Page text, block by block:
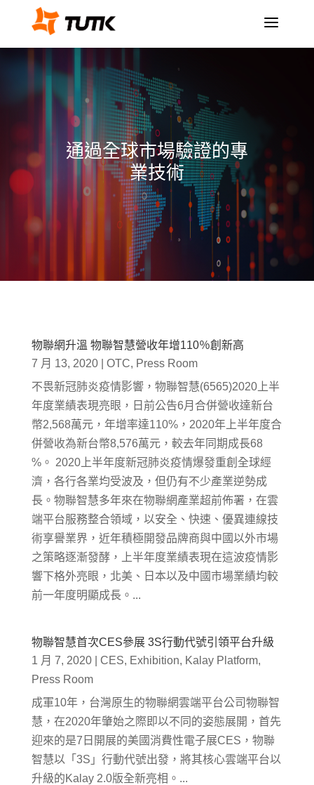
a
通過全球市場驗證的專
業技術
物聯網升溫 物聯智慧營收年增110％創新高
7 月 13, 2020| OTC, Press Room
不畏新冠肺炎疫情影響，物聯智慧(6565)2020上半
年度業績表現亮眼，日前公告6月合併營收達新台
幣2,568萬元，年增率達110%，2020年上半年度合
併營收為新台幣8,576萬元，較去年同期成長68
%。 2020上半年度新冠肺炎疫情爆發重創全球經
濟，各行各業均受波及，但仍有不少產業逆勢成
長。物聯智慧多年來在物聯網產業超前佈署，在雲
端平台服務整合領域，以安全、快速、優異連線技
術享譽業界，近年積極開發品牌商與中國以外市場
之策略逐漸發酵，上半年度業績表現在這波疫情影
響下格外亮眼，北美、日本以及中國市場業績均較
前一年度明顯成長。...
物聯智慧首次CES參展 3S行動代號引領平台升級
1 月 7, 2020| CES, Exhibition, Kalay Platform,
Press Room
成軍10年，台灣原生的物聯網雲端平台公司物聯智
慧，在2020年肇始之際即以不同的姿態展開，首先
迎來的是7日開展的美國消費性電子展CES，物聯
智慧以「3S」行動代號出發，將其核心雲端平台以
升級的Kalay 2.0版全新亮相。...